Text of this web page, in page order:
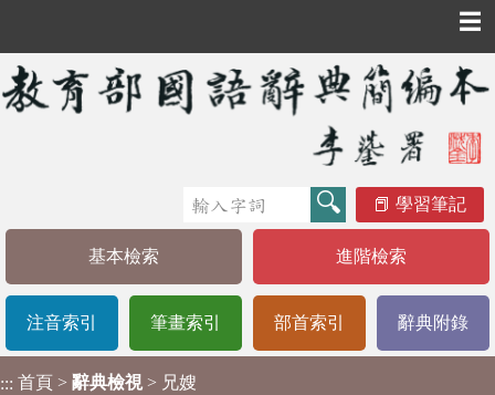
☰
學習筆記
基本檢索 進階檢索
注音索引 筆畫索引 部首索引 辭典附錄
::: 首頁 > 辭典檢視 > 兄嫂